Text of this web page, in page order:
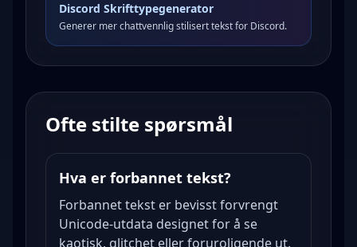
Discord Skrifttypegenerator
Generer mer chattvennlig stilisert tekst for Discord.
Ofte stilte spørsmål
Hva er forbannet tekst?
Forbannet tekst er bevisst forvrengt
Unicode-utdata designet for å se
kaotisk, glitchet eller foruroligende ut.